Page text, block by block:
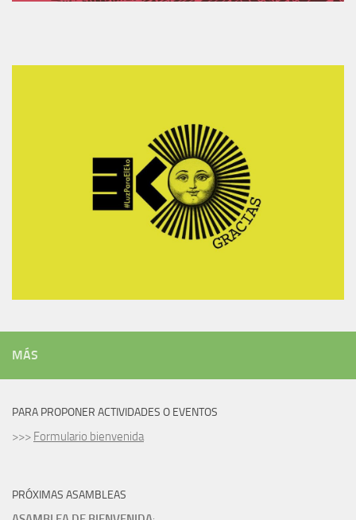
MÁS
PARA PROPONER ACTIVIDADES O EVENTOS
>>> Formulario bienvenida
PRÓXIMAS ASAMBLEAS